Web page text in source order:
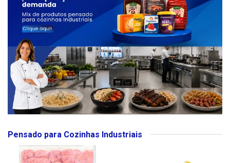
Pensado para Cozinhas Industriais